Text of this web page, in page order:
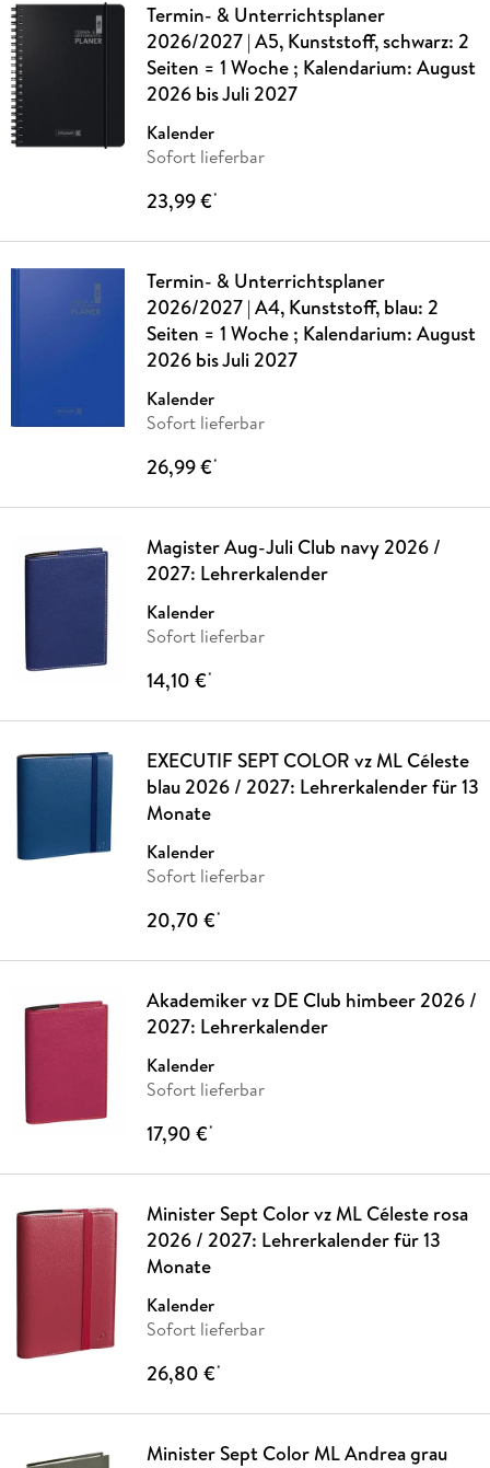
Termin- & Unterrichtsplaner
2026/2027 | A5, Kunststoff, schwarz: 2
Seiten = 1 Woche ; Kalendarium: August
2026 bis Juli 2027
Kalender
Sofort lieferbar
23,99 €*
Termin- & Unterrichtsplaner
2026/2027 | A4, Kunststoff, blau: 2
Seiten = 1 Woche ; Kalendarium: August
2026 bis Juli 2027
Kalender
Sofort lieferbar
26,99 €*
Magister Aug-Juli Club navy 2026 /
2027: Lehrerkalender
Kalender
Sofort lieferbar
14,10 €*
EXECUTIF SEPT COLOR vz ML Céleste
blau 2026 / 2027: Lehrerkalender für 13
Monate
Kalender
Sofort lieferbar
20,70 €*
Akademiker vz DE Club himbeer 2026 /
2027: Lehrerkalender
Kalender
Sofort lieferbar
17,90 €*
Minister Sept Color vz ML Céleste rosa
2026 / 2027: Lehrerkalender für 13
Monate
Kalender
Sofort lieferbar
26,80 €*
Minister Sept Color ML Andrea grau